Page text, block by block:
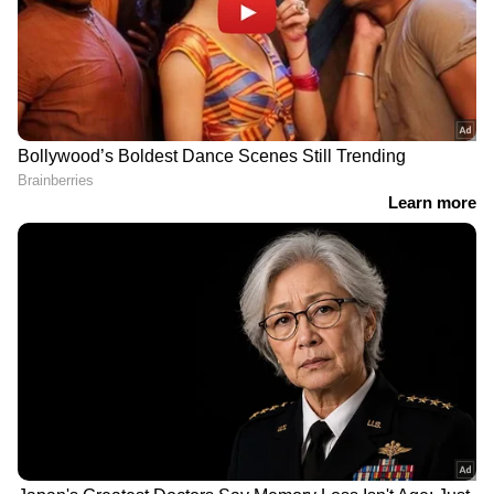
DOWNLOAD APP
RECOMMENDED STORIES
ഇറാന്റെ കടുംപിടിത്തം, നടുക്കുന്ന സിസിടിവി